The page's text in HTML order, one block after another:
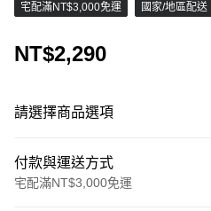
宅配滿NT$3,000免運 國家/地區配送
NT$2,290
請選擇商品選項
付款與運送方式
宅配滿NT$3,000免運